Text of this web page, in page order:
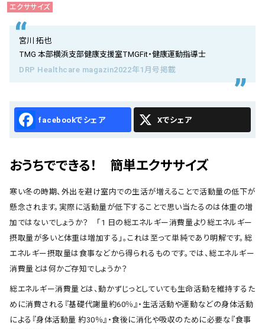
DRP医療情報館とは?
会社概要
お知らせ
エクササイズ
宮川 拓也
TMG 本部横浜支部健康支援室TMGFit・健康運動指導士
DRP Healthcare magazin2022年1月号掲載
Facebook X
おうちでできる！ 簡単エクササイズ
寒い冬の時期、外出を避け室内での生活が増えることで活動量の低下が
懸念されます。実際に活動量が低下することで思い当たるのは体重の増
加ではないでしょうか？ 「1 日の総エネルギー消費量より総エネルギー
摂取量が多いと体重は増加する」。これは至って単純であり明解です。総
エネルギー摂取量は食事などから得られるものです。では、総エネルギー
消費量とは何かご存知でしょうか？
総エネルギー消費量とは、動かずじっとしていても生命活動を維持するた
めに消費される『基礎代謝量約60％』・生活活動や運動などの身体活動
による『身体活動量 約30％』・食後に消化や吸収のために必要な『食事